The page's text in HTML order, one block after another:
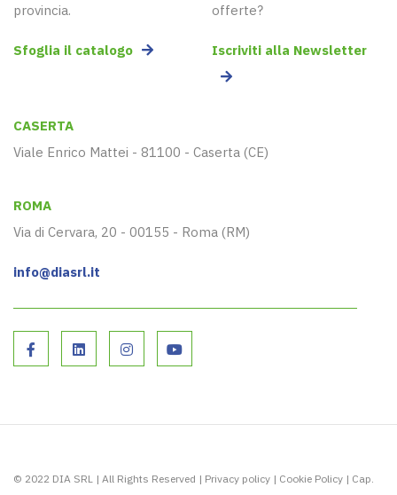
provincia.
Sfoglia il catalogo
offerte?
Iscriviti alla Newsletter
CASERTA
Viale Enrico Mattei - 81100 - Caserta (CE)
ROMA
Via di Cervara, 20 - 00155 - Roma (RM)
info@diasrl.it
© 2022 DIA SRL | All Rights Reserved | Privacy policy | Cookie Policy | Cap.